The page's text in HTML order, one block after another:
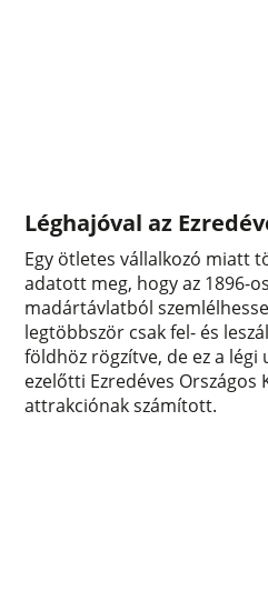
Léghajóval az
Egy ötletes vállalkozó miatt
adatott meg, hogy az 1896-
madártávlatból
legtöbbször csak fel- és
földhöz rögzítve, de ez a légi
ezelőtti Ezredéves Országos
attrakciónak számított.